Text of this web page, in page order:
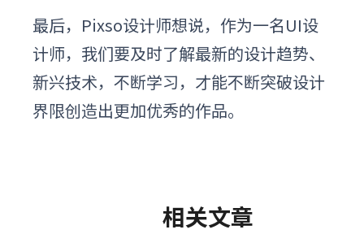
最后，Pixso设计师想说，作为一名UI设
计师，我们要及时了解最新的设计趋势、
新兴技术，不断学习，才能不断突破设计
界限创造出更加优秀的作品。
相关文章